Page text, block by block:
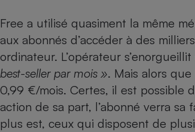
Free a utilisé quasiment la même
aux abonnés d’accéder à des
ordinateur. L’opérateur
best-seller par mois ». Mais alors
0,99 €/mois. Certes, il est possible
action de sa part, l’abonné verra sa
plus est, ceux qui disposent de